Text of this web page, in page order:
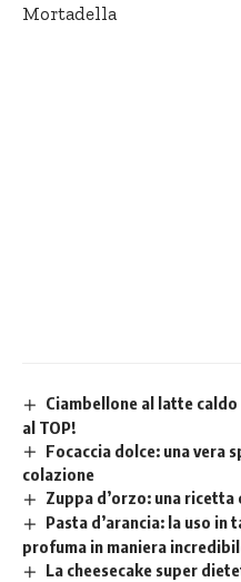
Mortadella
Ciambellone al latte
al TOP!
Focaccia dolce: una vera
colazione
Zuppa d’orzo: una ricetta
Pasta d’arancia: la uso
profuma in maniera
La cheesecake super